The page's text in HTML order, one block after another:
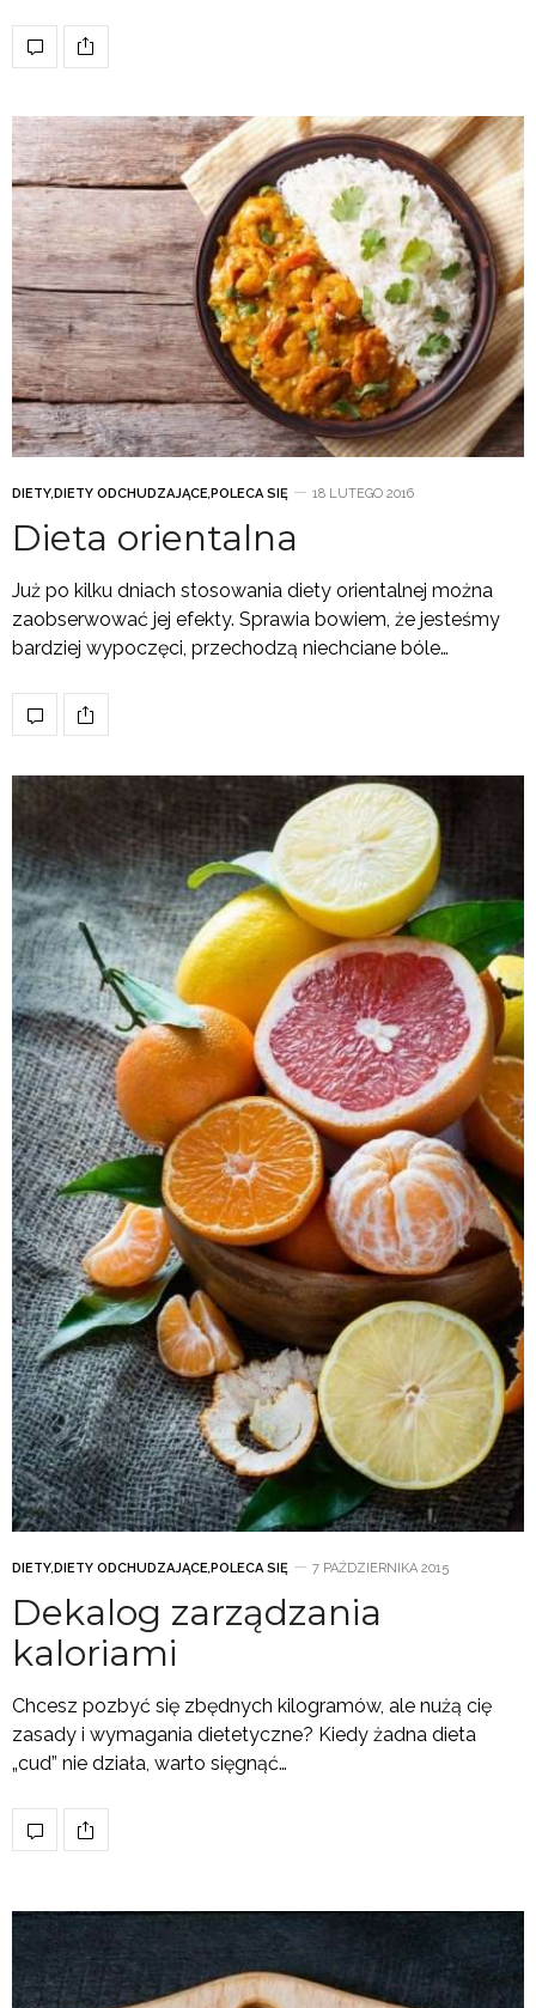
DIETY,DIETY ODCHUDZAJĄCE,POLECA SIĘ 18 LUTEGO 2016
Dieta orientalna
Już po kilku dniach stosowania diety orientalnej można
zaobserwować jej efekty. Sprawia bowiem, że jesteśmy
bardziej wypoczęci, przechodzą niechciane bóle…
DIETY,DIETY ODCHUDZAJĄCE,POLECA SIĘ 7 PAŹDZIERNIKA 2015
Dekalog zarządzania
kaloriami
Chcesz pozbyć się zbędnych kilogramów, ale nużą cię
zasady i wymagania dietetyczne? Kiedy żadna dieta
„cud” nie działa, warto sięgnąć…